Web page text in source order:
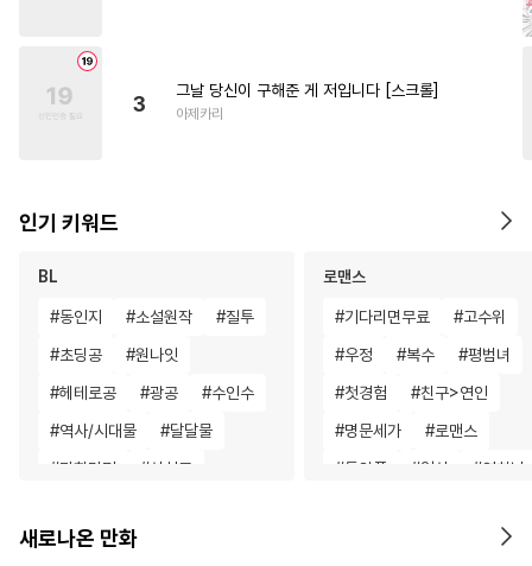
3
그날 당신이 구해준 게 저입니다 [스크롤]
아제카리
인기 키워드
BL
#동인지 #소설원작 #질투
#초딩공 #원나잇
#헤테로공 #광공 #수인수
#역사/시대물 #달달물
#만화단편 #상처공
#인외존재
로맨스
#기다리면무료 #고수위
#우정 #복수 #평범녀
#첫경험 #친구>연인
#명문세가 #로맨스
#동양풍 #일상 #연하남
성장물
새로나온 만화